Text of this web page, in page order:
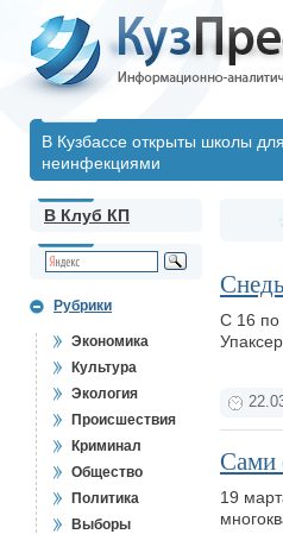
В Кузбассе открыты школы
неинфекциями
В Клуб КП
Рубрики
Экономика
Культура
Экология
Происшествия
Криминал
Общество
Политика
Выборы
С 16 по
Сами
19